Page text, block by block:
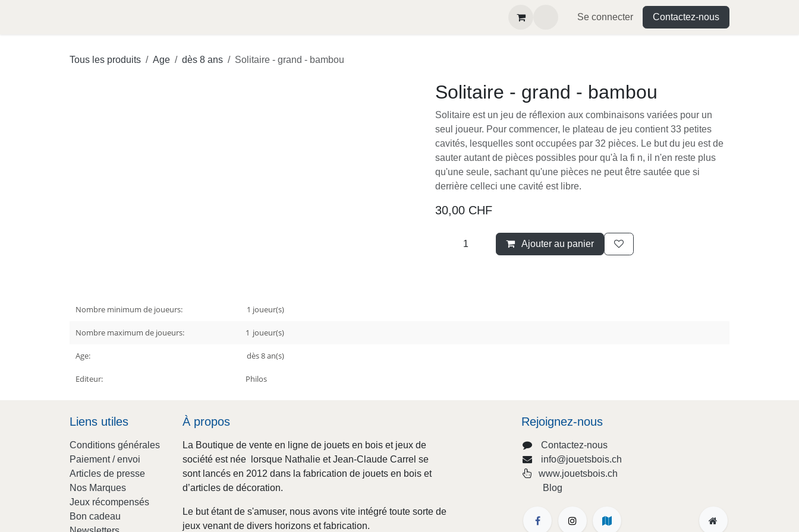
Se connecter Contactez-nous
Tous les produits Age dès 8 ans Solitaire - grand - bambou
Solitaire - grand - bambou
Solitaire est un jeu de réflexion aux combinaisons variées pour un
seul joueur. Pour commencer, le plateau de jeu contient 33 petites
cavités, lesquelles sont occupées par 32 pièces. Le but du jeu est de
sauter autant de pièces possibles pour qu'à la fi n, il n'en reste plus
qu'une seule, sachant qu'une pièces ne peut être sautée que si
derrière celleci une cavité est libre.
30,00 CHF
Ajouter au panier
Nombre minimum de joueurs: 1 joueur(s)
Nombre maximum de joueurs: 1 joueur(s)
Age: dès 8an(s)
Editeur: Philos
Liens utiles
Conditions générales
Paiement / envoi
Articles de presse
Nos Marques
Jeux récompensés
Bon cadeau
À propos
La Boutique de vente en ligne de jouets en bois et jeux de
société est née lorsque Nathalie et Jean-Claude Carrel se
sont lancés en 2012 dans la fabrication de jouets en bois et
d’articles de décoration.
Le but étant de s'amuser, nous avons vite intégré toute sorte de
jeux venant de divers horizons et fabrication.
Rejoignez-nous
Contactez-nous
info@jouetsbois.ch
www.jouetsbois.ch
Blog